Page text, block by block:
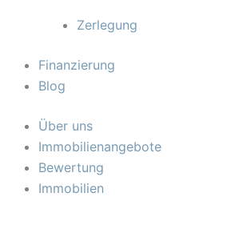
Zerlegung
Finanzierung
Blog
Über uns
Immobilienangebote
Bewertung
Immobilien